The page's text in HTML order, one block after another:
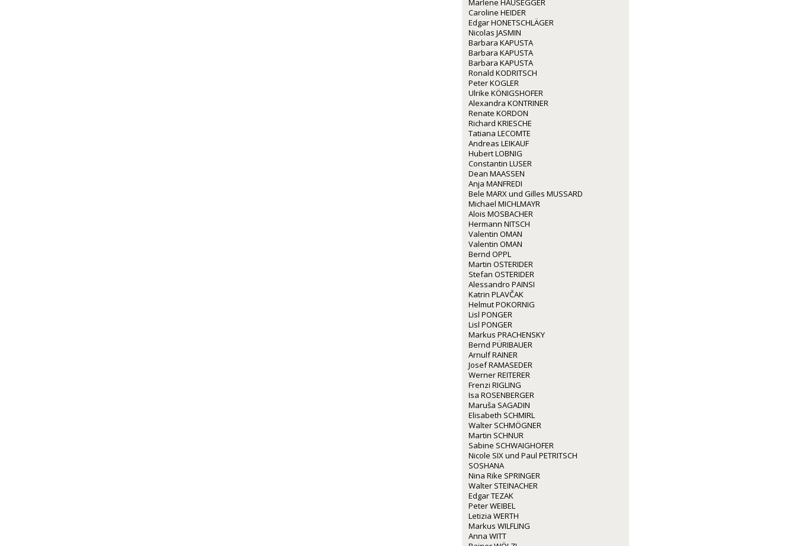
Marlene HAUSEGGER
Caroline HEIDER
Edgar HONETSCHLÄGER
Nicolas JASMIN
Barbara KAPUSTA
Barbara KAPUSTA
Barbara KAPUSTA
Ronald KODRITSCH
Peter KOGLER
Ulrike KÖNIGSHOFER
Alexandra KONTRINER
Renate KORDON
Richard KRIESCHE
Tatiana LECOMTE
Andreas LEIKAUF
Hubert LOBNIG
Constantin LUSER
Dean MAASSEN
Anja MANFREDI
Bele MARX und Gilles MUSSARD
Michael MICHLMAYR
Alois MOSBACHER
Hermann NITSCH
Valentin OMAN
Valentin OMAN
Bernd OPPL
Martin OSTERIDER
Stefan OSTERIDER
Alessandro PAINSI
Katrin PLAVČAK
Helmut POKORNIG
Lisl PONGER
Lisl PONGER
Markus PRACHENSKY
Bernd PÜRIBAUER
Arnulf RAINER
Josef RAMASEDER
Werner REITERER
Frenzi RIGLING
Isa ROSENBERGER
Maruša SAGADIN
Elisabeth SCHMIRL
Walter SCHMÖGNER
Martin SCHNUR
Sabine SCHWAIGHOFER
Nicole SIX und Paul PETRITSCH
SOSHANA
Nina Rike SPRINGER
Walter STEINACHER
Edgar TEZAK
Peter WEIBEL
Letizia WERTH
Markus WILFLING
Anna WITT